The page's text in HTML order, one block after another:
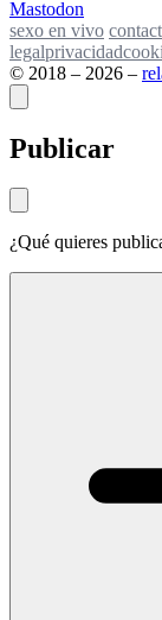
Mastodon
sexo en vivo
legalprivacidad
© 2018 – 2026 –
Publicar
¿Qué quieres